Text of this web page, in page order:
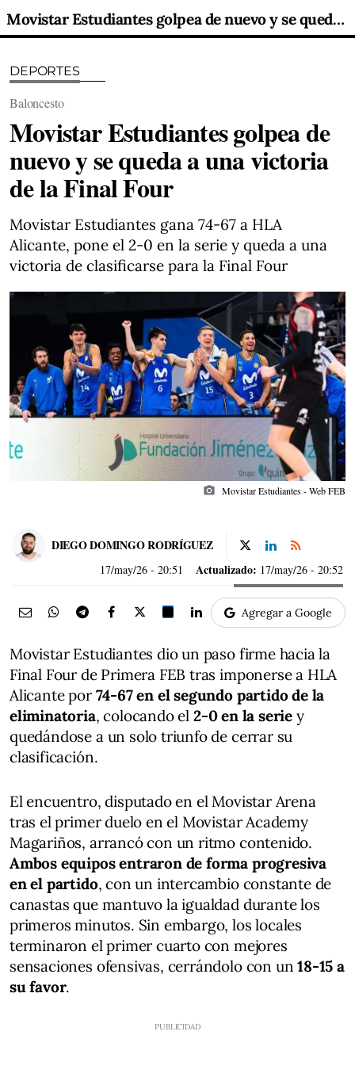
Movistar Estudiantes golpea de nuevo y se queda a una victoria de la Final Four
DEPORTES
Baloncesto
Movistar Estudiantes golpea de
nuevo y se queda a una victoria
de la Final Four
Movistar Estudiantes gana 74-67 a HLA
Alicante, pone el 2-0 en la serie y queda a una
victoria de clasificarse para la Final Four
photo_camera Movistar Estudiantes - Web FEB
DIEGO DOMINGO RODRÍGUEZ
17/may/26 - 20:51 Actualizado: 17/may/26 - 20:52
Agregar a Google
Movistar Estudiantes dio un paso firme hacia la
Final Four de Primera FEB tras imponerse a HLA
Alicante por 74-67 en el segundo partido de la
eliminatoria, colocando el 2-0 en la serie y
quedándose a un solo triunfo de cerrar su
clasificación.
El encuentro, disputado en el Movistar Arena
tras el primer duelo en el Movistar Academy
Magariños, arrancó con un ritmo contenido.
Ambos equipos entraron de forma progresiva
en el partido, con un intercambio constante de
canastas que mantuvo la igualdad durante los
primeros minutos. Sin embargo, los locales
terminaron el primer cuarto con mejores
sensaciones ofensivas, cerrándolo con un18-15 a
su favor.